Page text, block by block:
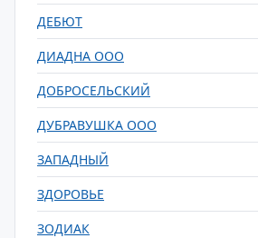
ДЕБЮТ
ДИАДНА ООО
ДОБРОСЕЛЬСКИЙ
ДУБРАВУШКА ООО
ЗАПАДНЫЙ
ЗДОРОВЬЕ
ЗОДИАК